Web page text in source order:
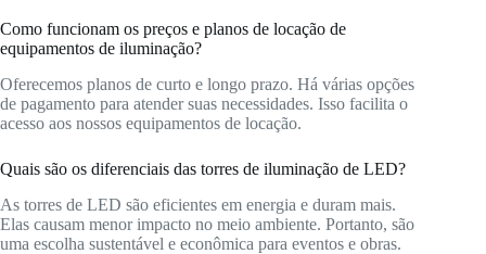
Como funcionam os preços e planos de locação de
equipamentos de iluminação?
Oferecemos planos de curto e longo prazo. Há várias opções
de pagamento para atender suas necessidades. Isso facilita o
acesso aos nossos equipamentos de locação.
Quais são os diferenciais das torres de iluminação de LED?
As torres de LED são eficientes em energia e duram mais.
Elas causam menor impacto no meio ambiente. Portanto, são
uma escolha sustentável e econômica para eventos e obras.